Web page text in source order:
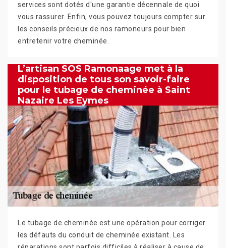
services sont dotés d'une garantie décennale de quoi
vous rassurer. Enfin, vous pouvez toujours compter sur
les conseils précieux de nos ramoneurs pour bien
entretenir votre cheminée.
L’artisan SOS Ramonaage met à la
disposition de tous son savoir-faire
pour le tubage de cheminée à Saint
Nazaire Les Eymes
Le tubage de cheminée est une opération pour corriger
les défauts du conduit de cheminée existant. Les